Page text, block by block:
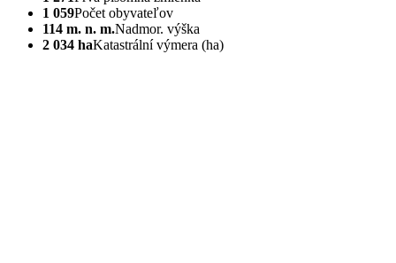
1 059Počet obyvateľov
114 m. n. m.Nadmor. výška
2 034 haKatastrální výmera (ha)